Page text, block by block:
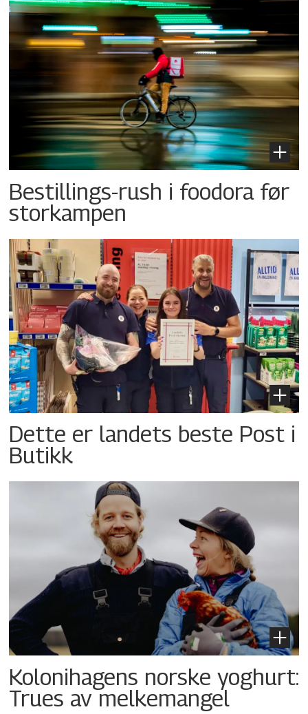
Bestillings-rush i foodora før
storkampen
Dette er landets beste Post i
Butikk
Kolonihagens norske yoghurt:
Trues av melkemangel